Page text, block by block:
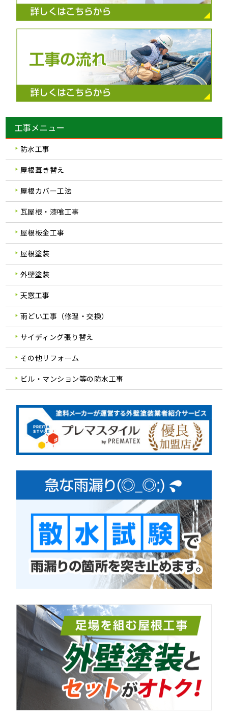
工事メニュー
防水工事
屋根葺き替え
屋根カバー工法
瓦屋根・漆喰工事
屋根板金工事
屋根塗装
外壁塗装
天窓工事
雨どい工事（修理・交換）
サイディング張り替え
その他リフォーム
ビル・マンション等の防水工事